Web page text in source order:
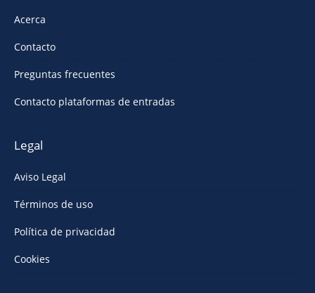
Acerca
Contacto
Preguntas frecuentes
Contacto plataformas de entradas
Legal
Aviso Legal
Términos de uso
Política de privacidad
Cookies